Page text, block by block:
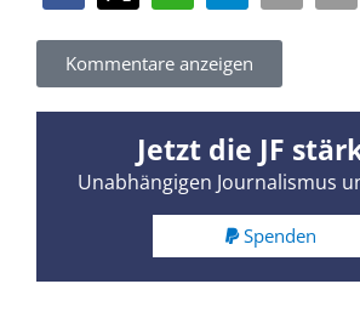
Kommentare anzeigen
Jetzt die JF
Unabhängigen Journalismus
Spenden